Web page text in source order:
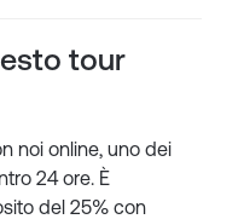
tour
noi online, uno dei
24 ore. È
del 25% con